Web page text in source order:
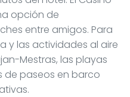
opción de
entre amigos. Para
y las actividades al aire
Mestras, las playas
de paseos en barco